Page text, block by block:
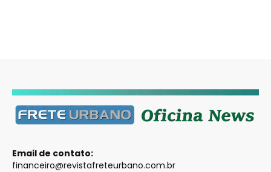
Email de contato:
financeiro@revistafreteurbano.com.br